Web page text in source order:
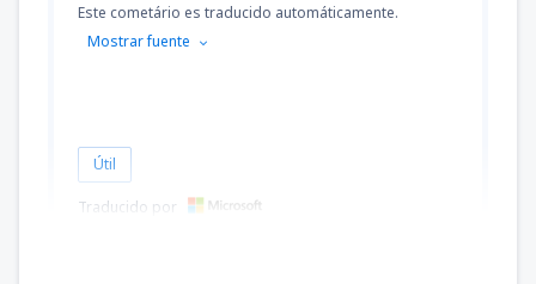
Este cometário es traducido automáticamente.
Mostrar fuente
Útil
Traducido por